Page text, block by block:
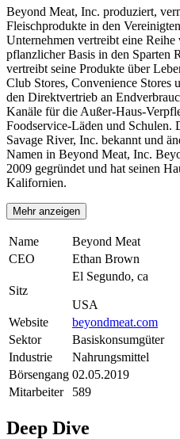
Beyond Meat, Inc. produziert,
Fleischprodukte in den
Unternehmen vertreibt eine
pflanzlicher Basis in den Sparten
vertreibt seine Produkte über
Club Stores, Convenience Stores
den Direktvertrieb an
Kanäle für die Außer-Haus-
Foodservice-Läden und Schulen.
Savage River, Inc. bekannt und
Namen in Beyond Meat, Inc.
2009 gegründet und hat seinen
Kalifornien.
Mehr anzeigen
Name
Beyond Meat
CEO
Ethan Brown
Sitz
El Segundo, ca
USA
Website
beyondmeat.com
Sektor
Basiskonsumgüter
Industrie
Nahrungsmittel
Börsengang 02.05.2019
Mitarbeiter
589
Deep Dive